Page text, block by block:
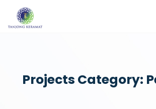
Projects Category: